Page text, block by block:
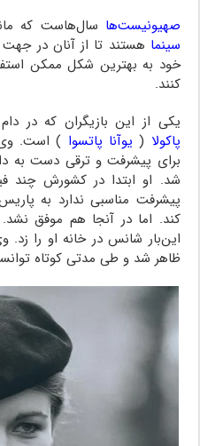
صهیونیست‌ها سال‌هاست که
سینما هستند تا از آنان در
خود به بهترین شکل ممکن
کنند.
یکی از این بازیگران که در
پاکولا ( یوآنا پاتسوا ) است.
برای پیشرفت و ترقی دست به
شد. او ابتدا در کشورش چند
پیشرفت مناسبی ندارد به
کند. اما در آنجا هم موفق
این‌بار شانس در خانه او را
ظاهر شد و طی مدتی کوتاه